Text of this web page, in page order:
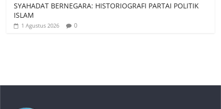
SYAHADAT BERNEGARA: HISTORIOGRAFI PARTAI POLITIK
ISLAM
1 Agustus 2026 0